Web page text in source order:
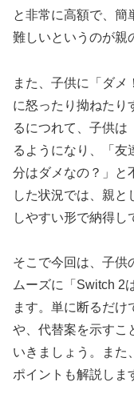
と非常に高額で、簡
難しいというのが親
また、子供に「ダメ
に怒ったり拗ねたり
るにつれて、子供は
るようになり、「友
分はダメなの？」と
した状況では、親と
しやすい形で納得し
そこで今回は、子供
ムーズに「Switch 2
ます。単に断るだけ
や、代替案を示すこ
いきましょう。また
ポイントも解説しま